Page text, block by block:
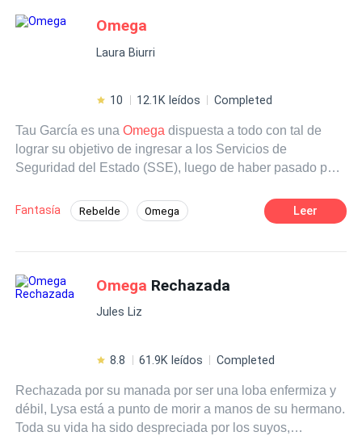
Omega
Laura Biurri
10 12.1K leídos Completed
Tau García es unaOmega dispuesta a todo con tal de
lograr su objetivo de ingresar a los Servicios de
Seguridad del Estado (SSE), luego de haber pasado por
tratará de ignorar tanto su naturaleza, como al Alfa que
aparece en su vida, para lograr su sueño.
Fantasía Rebelde Omega Leer
Omega Rechazada
Jules Liz
8.8 61.9K leídos Completed
Rechazada por su manada por ser una loba enfermiza y
débil, Lysa está a punto de morir a manos de su hermano.
Toda su vida ha sido despreciada por los suyos,